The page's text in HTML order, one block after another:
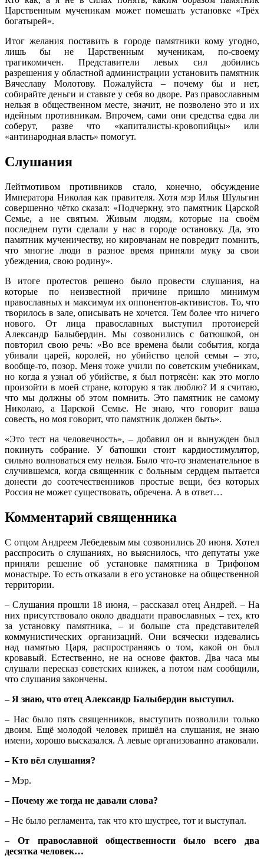
Царственным мученикам может помешать установке «Трёх
богатырей».
Итог желания поставить в городе памятники кому угодно,
лишь бы не Царственным мученикам, по-своему
трагикомичен. Представители левых сил добились
разрешения у областной администрации установить памятник
Вячеславу Молотову. Пожалуйста – почему бы и нет,
собирайте деньги и ставьте у себя во дворе. Раз православным
нельзя в общественном месте, значит, не позволено это и их
идейным противникам. Впрочем, сами они средства едва ли
соберут, разве что «капиталисты-кровопийцы» или
«антинародная власть» помогут.
Слушания
Лейтмотивом противников стало, конечно, обсуждение
Императора Николая как правителя. Хотя мэр Илья Шульгин
совершенно чётко сказал: «Подчеркну, это памятник Царской
Семье, а не святым. Живым людям, которые на своём
последнем пути сделали у нас в городе остановку. Да, это
памятник мученичеству, но кировчанам не повредит помнить,
что многие люди в разное время приняли муку за свои
убеждения, свою родину».
В итоге протестов решено было провести слушания, на
которые по неизвестной причине пришло минимум
православных и максимум их оппонентов-активистов. То, что
творилось в зале, описывать не хочется. Тем более что ничего
нового. От лица православных выступил протоиерей
Александр Балыбердин. Мы созвонились с батюшкой, он
повторил свою речь: «Во все времена были события, когда
убивали царей, королей, но убийство целой семьи – это,
вообще-то, позор. Меня тоже учили по советским учебникам,
но когда я узнал об убийстве, я был потрясён: как это могло
произойти в моей стране, которую я так люблю? И я считаю,
что мы должны об этом помнить. Это памятник не самому
Николаю, а Царской Семье. Не знаю, что говорит ваша
совесть, но моя говорит, что памятник должен быть».
«Это тест на человечность», – добавил он и вынужден был
покинуть собрание. У батюшки стоит кардиостимулятор,
сильно волноваться ему нельзя. Было что-то знаменательное в
случившемся, когда священник с больным сердцем пытается
донести до соотечественников простые вещи, без которых
Россия не может существовать, обречена. А в ответ…
Комментарий священника
С отцом Андреем Лебедевым мы созвонились 20 июня. Хотел
расспросить о слушаниях, но выяснилось, что депутаты уже
приняли решение об установке памятника в Трифоном
монастыре. То есть отказали в его установке на общественной
территории.
– Слушания прошли 18 июня, – рассказал отец Андрей. – На
них присутствовало около двадцати православных – тех, кто
за установку памятника, – и больше ста представителей
коммунистических организаций. Они всячески издевались
над памятью Царя, распространяясь о том, какой он был
кровавый. Естественно, не на основе фактов. Два часа мы
слушали пересказ советских книжек, а потом нам сообщили,
что слушания закончены.
– Я знаю, что отец Александр Балыбердин выступил.
– Нас было пять священников, выступить позволили только
двоим. Ещё молодой человек пришёл на слушания, не знаю
имени, хорошо высказался. А левые организованно атаковали.
– Кто вёл слушания?
– Мэр.
– Почему же тогда не давали слова?
– Не было регламента, так что кто шустрее, тот и выступал.
– От православной общественности было всего два
десятка человек…